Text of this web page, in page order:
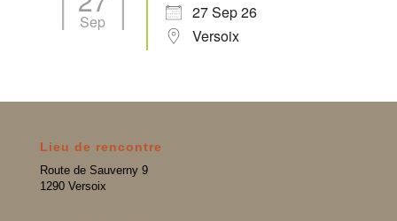
Sep
27 Sep 26
Versoix
Lieu de rencontre
Route de Sauverny 9
1290 Versoix